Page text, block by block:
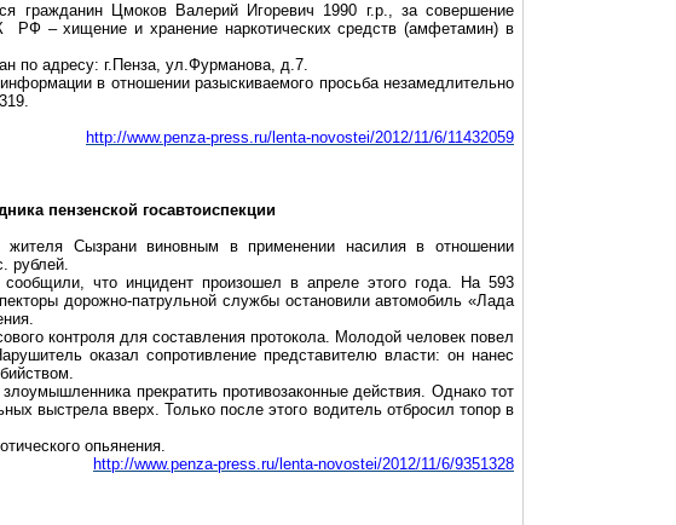
гражданин Цмоков Валерий Игоревич 1990 г.р., за совершение
РФ – хищение и хранение наркотических средств (амфетамин) в
по адресу: г.Пенза, ул.Фурманова, д.7.
в отношении разыскиваемого просьба незамедлительно
http://www.penza-press.ru/lenta-novostei/2012/11/6/11432059
пензенской госавтоиспекции
жителя Сызрани виновным в применении насилия в отношении
рублей.
что инцидент произошел в апреле этого года. На 593
дорожно-патрульной службы остановили автомобиль «Лада
контроля для составления протокола. Молодой человек повел
оказал сопротивление представителю власти: он нанес
прекратить противозаконные действия. Однако тот
выстрела вверх. Только после этого водитель отбросил топор в
опьянения.
http://www.penza-press.ru/lenta-novostei/2012/11/6/9351328